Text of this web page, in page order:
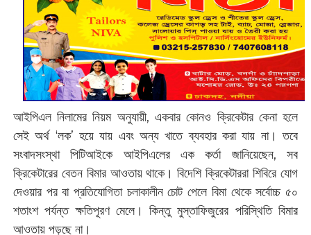
আইপিএল নিলামের নিয়ম অনুযায়ী, একবার কোনও ক্রিকেটার কেনা হলে
সেই অর্থ ‘লক’ হয়ে যায় এবং অন্য খাতে ব্যবহার করা যায় না। তবে
সংবাদসংস্থা পিটিআইকে আইপিএলের এক কর্তা জানিয়েছেন, সব
ক্রিকেটারের বেতন বিমার আওতায় থাকে। বিদেশি ক্রিকেটাররা শিবিরে যোগ
দেওয়ার পর বা প্রতিযোগিতা চলাকালীন চোট পেলে বিমা থেকে সর্বোচ্চ ৫০
শতাংশ পর্যন্ত ক্ষতিপূরণ মেলে। কিন্তু মুস্তাফিজুরের পরিস্থিতি বিমার
আওতায় পড়ছে না।